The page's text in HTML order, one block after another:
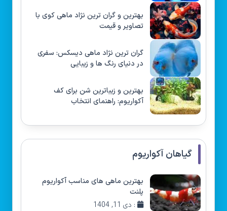
بهترین و گران ترین نژاد ماهی کوی با
تصاویر و قیمت
گران ترین نژاد ماهی دیسکس: سفری
در دنیای رنگ ها و زیبایی
بهترین و زیباترین شن برای کف
آکواریوم: راهنمای انتخاب
گیاهان آکواریوم
بهترین ماهی های مناسب آکواریوم
پلنت
: دی 11, 1404